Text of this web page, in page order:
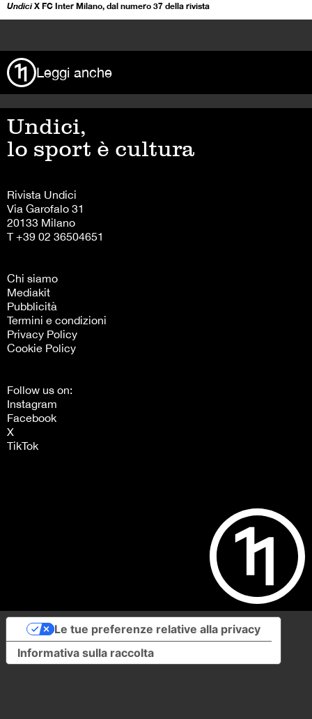
UndiciX FC Inter Milano, dal numero 37 della rivista
Leggi anche
Undici,
lo sport è cultura
Rivista Undici
Via Garofalo 31
20133 Milano
T +39 02 36504651
Chi siamo
Mediakit
Pubblicità
Termini e condizioni
Privacy Policy
Cookie Policy
Follow us on:
Instagram
Facebook
X
TikTok
Informativa sulla raccolta
Le tue preferenze relative alla privacy